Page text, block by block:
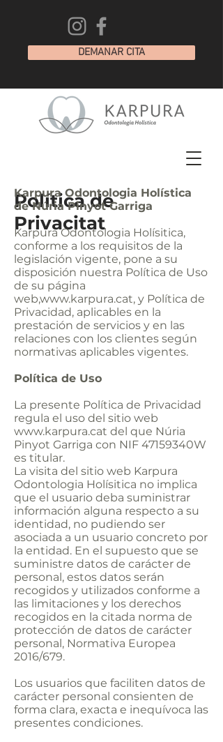
DEMANAR CITA
Política de
Privacitat
Karpura Odontologia Holística
de Núria Pinyot Garriga
Karpura Odontologia Holísitica,
conforme a los requisitos de la
legislación vigente, pone a su
disposición nuestra Política de Uso
de su página
web,www.karpura.cat, y Política de
Privacidad, aplicables en la
prestación de servicios y en las
relaciones con los clientes según
normativas aplicables vigentes.
Política de Uso
La presente Política de Privacidad
regula el uso del sitio web
www.karpura.cat del que Núria
Pinyot Garriga con NIF 47159340W
es titular.
La visita del sitio web Karpura
Odontologia Holísitica no implica
que el usuario deba suministrar
información alguna respecto a su
identidad, no pudiendo ser
asociada a un usuario concreto por
la entidad. En el supuesto que se
suministre datos de carácter de
personal, estos datos serán
recogidos y utilizados conforme a
las limitaciones y los derechos
recogidos en la citada norma de
protección de datos de carácter
personal, Normativa Europea
2016/679.
Los usuarios que faciliten datos de
carácter personal consienten de
forma clara, exacta e inequívoca las
presentes condiciones.